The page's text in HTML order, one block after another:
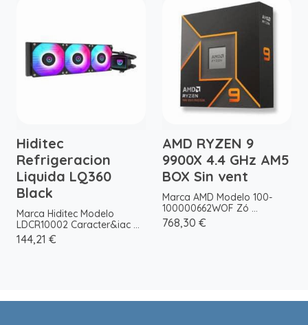
Hiditec
Refrigeracion
Liquida LQ360
Black
Marca Hiditec Modelo
LDCR10002 Caracter&iac ...
144,21 €
AMD RYZEN 9
9900X 4.4 GHz AM5
BOX Sin vent
Marca AMD Modelo 100-
100000662WOF Zó ...
768,30 €